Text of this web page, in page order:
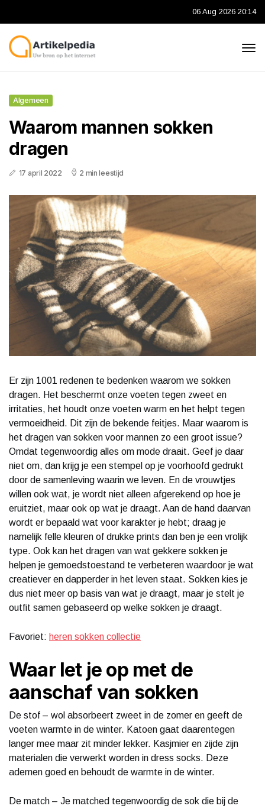
06 Aug 2026 20:14
Algemeen
Waarom mannen sokken
dragen
17 april 2022 2 min leestijd
Er zijn 1001 redenen te bedenken waarom we sokken
dragen. Het beschermt onze voeten tegen zweet en
irritaties, het houdt onze voeten warm en het helpt tegen
vermoeidheid. Dit zijn de bekende feitjes. Maar waarom is
het dragen van sokken voor mannen zo een groot issue?
Omdat tegenwoordig alles om mode draait. Geef je daar
niet om, dan krijg je een stempel op je voorhoofd gedrukt
door de samenleving waarin we leven. En de vrouwtjes
willen ook wat, je wordt niet alleen afgerekend op hoe je
eruitziet, maar ook op wat je draagt. Aan de hand daarvan
wordt er bepaald wat voor karakter je hebt; draag je
namelijk felle kleuren of drukke prints dan ben je een vrolijk
type. Ook kan het dragen van wat gekkere sokken je
helpen je gemoedstoestand te verbeteren waardoor je wat
creatiever en dapperder in het leven staat. Sokken kies je
dus niet meer op basis van wat je draagt, maar je stelt je
outfit samen gebaseerd op welke sokken je draagt.
Favoriet: heren sokken collectie
Waar let je op met de
aanschaf van sokken
De stof – wol absorbeert zweet in de zomer en geeft de
voeten warmte in de winter. Katoen gaat daarentegen
langer mee maar zit minder lekker. Kasjmier en zijde zijn
materialen die verwerkt worden in dress socks. Deze
ademen goed en behoudt de warmte in de winter.
De match – Je matched tegenwoordig de sok die bij de